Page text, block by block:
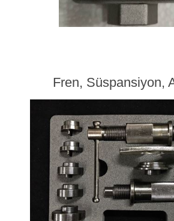
Fren, Süspansiyon,